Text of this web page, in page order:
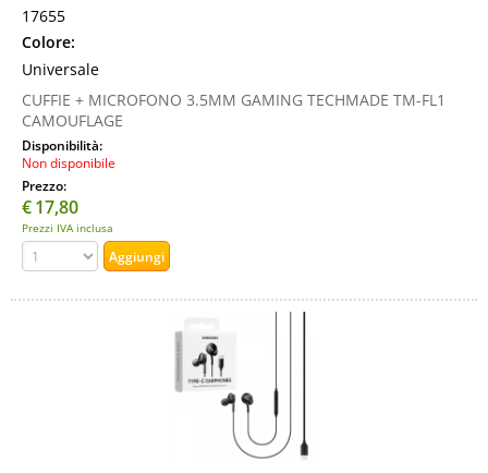
17655
Colore:
Universale
CUFFIE + MICROFONO 3.5MM GAMING TECHMADE TM-FL1
CAMOUFLAGE
Disponibilità:
Non disponibile
Prezzo:
€17,80
Prezzi IVA inclusa